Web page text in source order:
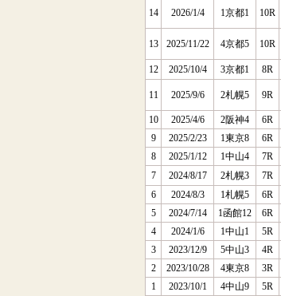
14 2026/1/4 1京都1 10R
13 2025/11/22 4京都5 10R
12 2025/10/4 3京都1 8R
11 2025/9/6 2札幌5 9R
10 2025/4/6 2阪神4 6R
9
2025/2/23 1東京8 6R
8
2025/1/12 1中山4 7R
7
2024/8/17 2札幌3 7R
6
2024/8/3 1札幌5 6R
5
2024/7/14 1函館12 6R
4
2024/1/6 1中山1 5R
3
2023/12/9 5中山3 4R
2
2023/10/28 4東京8 3R
1
2023/10/1 4中山9 5R